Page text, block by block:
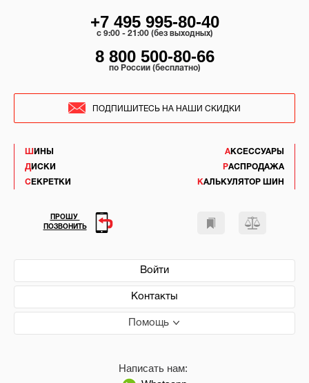
ШИНЫ
ДИСКИ
СЕКРЕТКИ
АКСЕССУАРЫ
РАСПРОДАЖА
КАЛЬКУЛЯТОР ШИН
Войти
Контакты
Помощь
Написать нам:
+7 495 995-80-40
c 9:00 - 21:00 (без выходных)
8 800 500-80-66
по России (бесплатно)
ПОДПИШИТЕСЬ НА НАШИ СКИДКИ
ПРОШУ
ПОЗВОНИТЬ